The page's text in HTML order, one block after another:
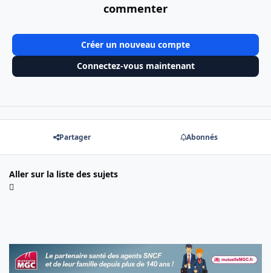
commenter
Créer un nouveau compte
Connectez-vous maintenant
Partager Abonnés
Aller sur la liste des sujets